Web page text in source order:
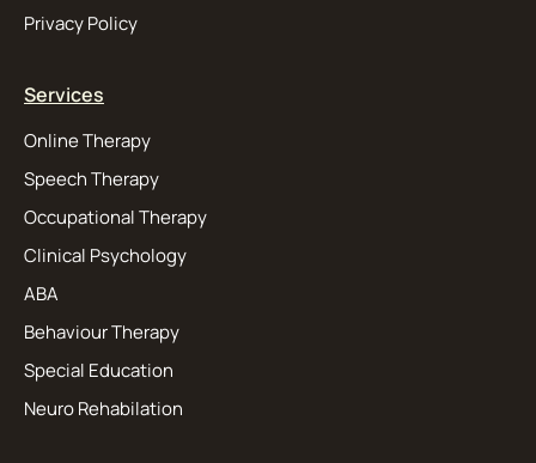
Privacy Policy
Services
Online Therapy
Speech Therapy
Occupational Therapy
Clinical Psychology
ABA
Behaviour Therapy
Special Education
Neuro Rehabilation